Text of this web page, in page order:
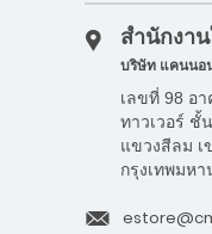
สำนักงา
บริษัท แคนนอ
เลขที่ 98 อ
ทาวเวอร์ ชั้
แขวงสีลม เ
กรุงเทพมห